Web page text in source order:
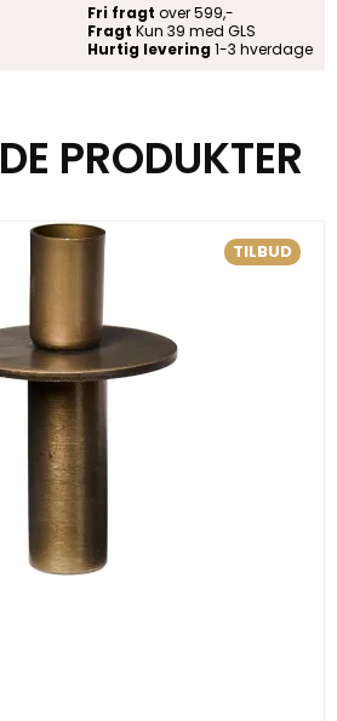
Fri fragt over 599,-
Fragt Kun 39 med GLS
Hurtig levering 1-3 hverdage
PRODUKTER
TILBUD